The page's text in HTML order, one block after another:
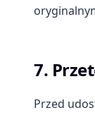
7.
Przed